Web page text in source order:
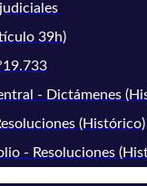
39h)
- Dictámenes
(Histórico)
- Resoluciones